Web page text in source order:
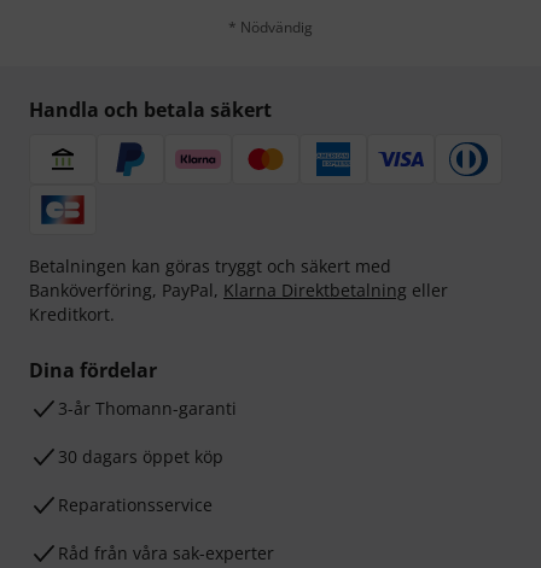
* Nödvändig
Handla och betala säkert
Betalningen kan göras tryggt och säkert med
Banköverföring, PayPal, Klarna Direktbetalning eller
Kreditkort.
Dina fördelar
3-år Thomann-garanti
30 dagars öppet köp
Reparationsservice
Råd från våra sak-experter